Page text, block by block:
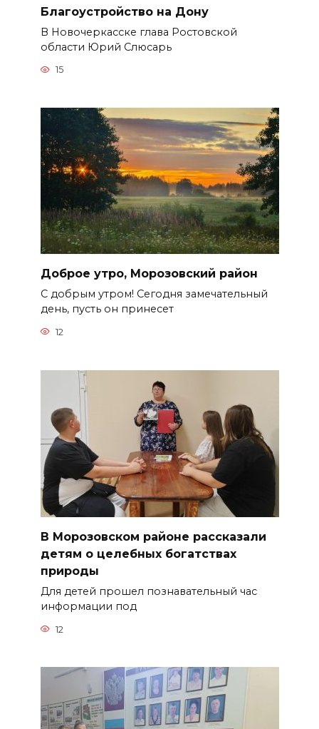
Благоустройство на Дону
В Новочеркасске глава Ростовской
области Юрий Слюсарь
15
Доброе утро, Морозовский район
С добрым утром! Сегодня замечательный
день, пусть он принесет
12
В Морозовском районе рассказали
детям о целебных богатствах
природы
Для детей прошел познавательный час
информации под
12